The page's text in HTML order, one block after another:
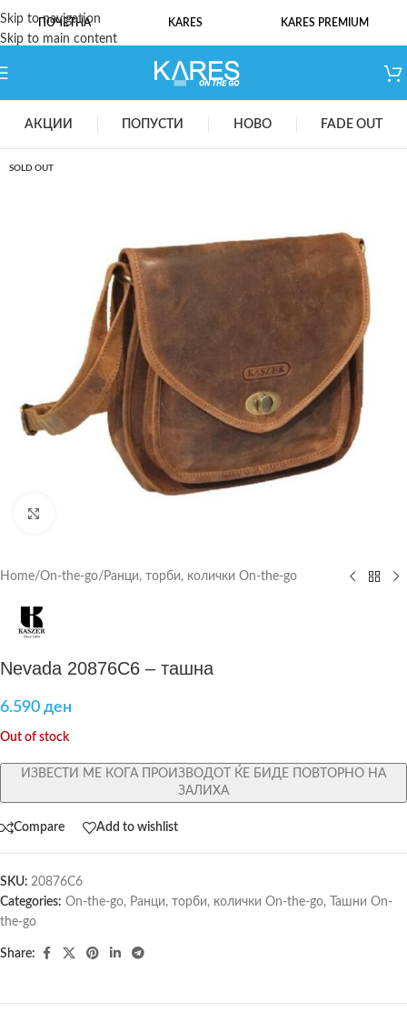
Skip to navigation
Skip to main content
ПОЧЕТНА KARES KARES PREMIUM
АКЦИИ ПОПУСТИ НОВО FADE OUT
SOLD OUT
Home/On-the-go/ Ранци, торби, колички On-the-go
Nevada 20876C6 – ташна
6.590 ден
Out of stock
ИЗВЕСТИ МЕ КОГА ПРОИЗВОДОТ ЌЕ БИДЕ ПОВТОРНО НА
ЗАЛИХА
Compare Add to wishlist
SKU: 20876C6
Categories: On-the-go, Ранци, торби, колички On-the-go,
Ташни On-
the-go
Share: